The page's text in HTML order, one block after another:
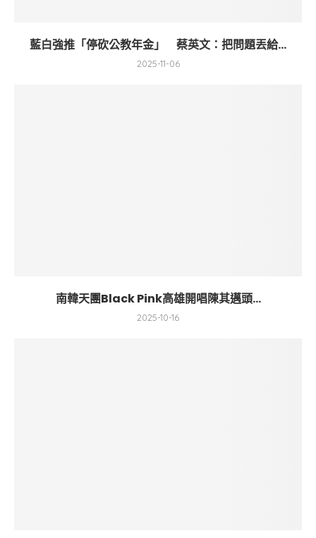
藍白強推「停砍公教年金」 蔡英文：把問題丟給...
2025-11-06
南韓天團Black Pink高雄開唱陳其邁頭...
2025-10-16